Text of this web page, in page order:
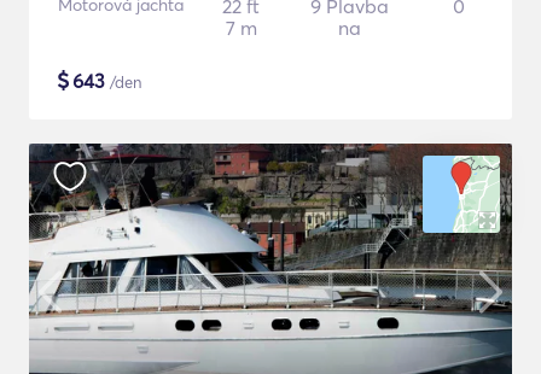
Motorová jachta
22 ft
7 m
9 Plavba
na
0
$643 /den